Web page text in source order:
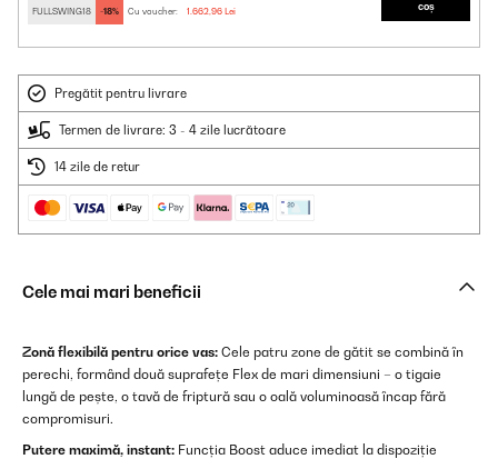
FULLSWING18 -18% Cu voucher: 1.662,96 Lei
coș
Pregătit pentru livrare
Termen de livrare: 3 - 4 zile lucrătoare
14 zile de retur
Cele mai mari beneficii
Zonă flexibilă pentru orice vas: Cele patru zone de gătit se combină în
perechi, formând două suprafețe Flex de mari dimensiuni – o tigaie
lungă de pește, o tavă de friptură sau o oală voluminoasă încap fără
compromisuri.
Putere maximă, instant: Funcția Boost aduce imediat la dispoziție